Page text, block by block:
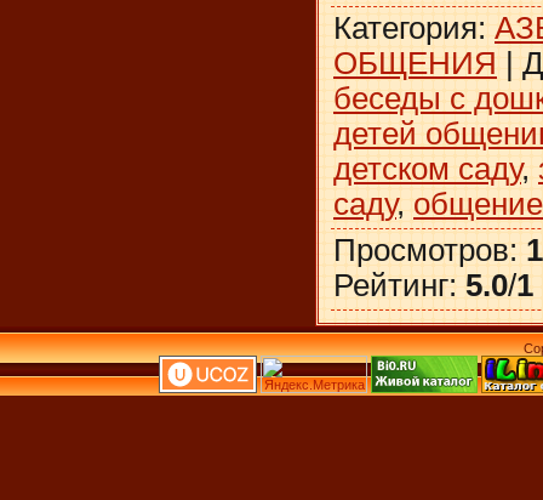
Категория:
ОБЩЕНИЯ |
беседы с
детей
детском саду,
саду,
Просмотров:
Рейтинг: 5.0/1